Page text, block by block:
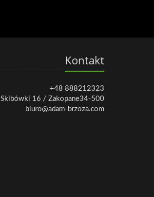
Kontakt
+48 888212323
Skibówki 16 / Zakopane34-500
biuro@adam-brzoza.com